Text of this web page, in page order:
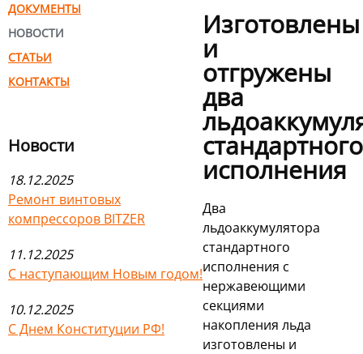
ДОКУМЕНТЫ
НОВОСТИ
СТАТЬИ
КОНТАКТЫ
Новости
18.12.2025
Ремонт винтовых
компрессоров BITZER
11.12.2025
С наступающим Новым годом!
10.12.2025
С Днем Конституции РФ!
Изготовлены
и
отгружены
два
стандартного
исполнения
Два
льдоаккумулятора
стандартного
исполнения с
нержавеющими
секциями
накопления льда
изготовлены и